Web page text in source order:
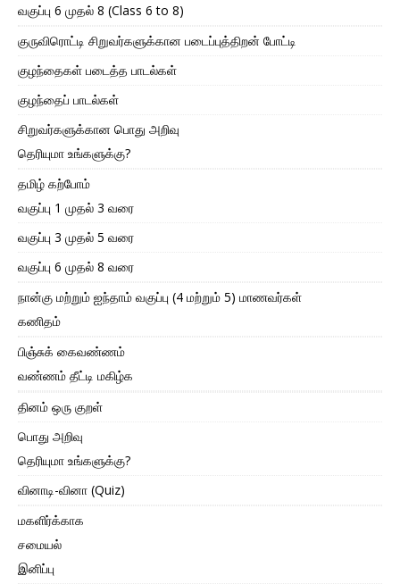
வகுப்பு 6 முதல் 8 (Class 6 to 8)
குருவிரொட்டி சிறுவர்களுக்கான படைப்புத்திறன் போட்டி
குழந்தைகள் படைத்த பாடல்கள்
குழந்தைப் பாடல்கள்
சிறுவர்களுக்கான பொது அறிவு
தெரியுமா உங்களுக்கு?
தமிழ் கற்போம்
வகுப்பு 1 முதல் 3 வரை
வகுப்பு 3 முதல் 5 வரை
வகுப்பு 6 முதல் 8 வரை
நான்கு மற்றும் ஐந்தாம் வகுப்பு (4 மற்றும் 5) மாணவர்கள்
கணிதம்
பிஞ்சுக் கைவண்ணம்
வண்ணம் தீட்டி மகிழ்க
தினம் ஒரு குறள்
பொது அறிவு
தெரியுமா உங்களுக்கு?
வினாடி-வினா (Quiz)
மகளிர்க்காக
சமையல்
இனிப்பு